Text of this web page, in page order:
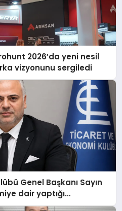
2026’da yeni nesil
vizyonunu sergiledi
Genel Başkanı Sayın
dair yaptığı